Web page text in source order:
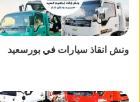
ونش انقاذ سيارات في بورسعيد